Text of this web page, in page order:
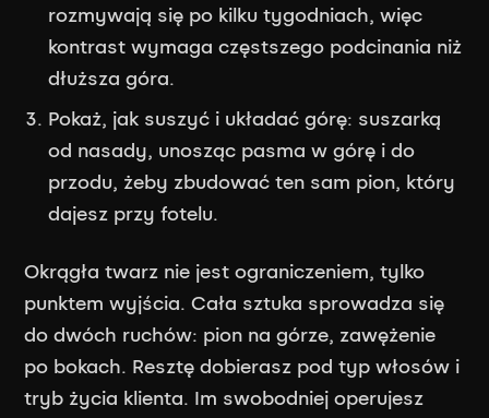
rozmywają się po kilku tygodniach, więc
kontrast wymaga częstszego podcinania niż
dłuższa góra.
Pokaż, jak suszyć i układać górę: suszarką
od nasady, unosząc pasma w górę i do
przodu, żeby zbudować ten sam pion, który
dajesz przy fotelu.
Okrągła twarz nie jest ograniczeniem, tylko
punktem wyjścia. Cała sztuka sprowadza się
do dwóch ruchów: pion na górze, zawężenie
po bokach. Resztę dobierasz pod typ włosów i
tryb życia klienta. Im swobodniej operujesz